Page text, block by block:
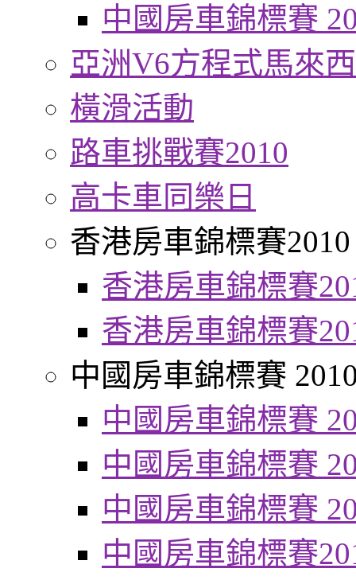
中國房車錦標賽
亞洲V6方程式馬來
橫滑活動
路車挑戰賽2010
高卡車同樂日
香港房車錦標賽2010
香港房車錦標賽
香港房車錦標賽
中國房車錦標賽
中國房車錦標賽
中國房車錦標賽
中國房車錦標賽
中國房車錦標賽